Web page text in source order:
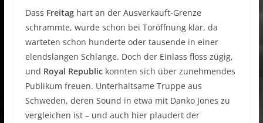
Dass Freitaghart an der Ausverkauft-Grenze
schrammte, wurde schon bei Toröffnung klar, da
warteten schon hunderte oder tausende in einer
elendslangen Schlange. Doch der Einlass floss zügig,
und Royal Republickonnten sich über zunehmendes
Publikum freuen. Unterhaltsame Truppe aus
Schweden, deren Sound in etwa mit Danko Jones zu
vergleichen ist – und auch hier plaudert der